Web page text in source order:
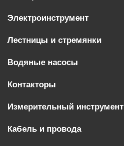
Электроинструмент
Лестницы и стремянки
Водяные насосы
Контакторы
Измерительный инструмент
Кабель и провода